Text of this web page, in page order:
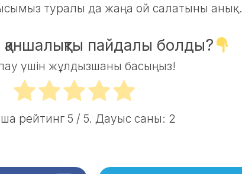
туралы да жаңа ой салатыны анық.
қаншалықты пайдалы болды?
үшін жұлдызшаны басыңыз!
рейтинг 5 / 5. Дауыс саны: 2